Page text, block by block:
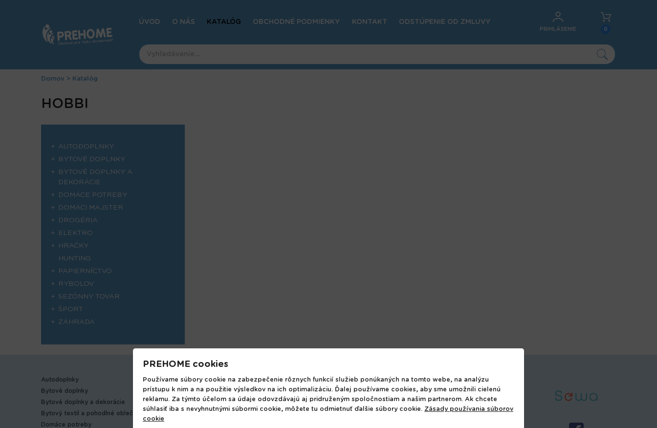
ÚVOD O NÁS KATALÓG OBCHODNÉ PODMIENKY KONTAKT ODSTÚPENIE OD ZMLUVY
0
PRIHLÁSENIE
sa
tu
Domov > Katalóg
to
HOBBI
AUTODOPLNKY
BYTOVÉ DOPLNKY
BYTOVÉ DOPLNKY A
DEKORÁCIE
DOMÁCE POTREBY
DOMÁCI MAJSTER
DROGÉRIA
ELEKTRO
HRAČKY
HUNTING
PAPIERNÍCTVO
RYBOLOV
SEZÓNNY TOVAR
ŠPORT
ZÁHRADA
Autodoplnky
Bytové doplnky
Bytové doplnky a dekorácie
Bytový textil a pohodlné oblečenie
Domáce potreby
Hobbi
Hračky
Hunting
Papiernictvo
Dodanie tovaru
Obchodné podmienky
Ochrana osobných údajov
+421 907 745 034
od: 08:00 do 17:00
PREHOME cookies
Používame súbory cookie na zabezpečenie rôznych funkcií služieb ponúkaných na tomto webe, na analýzu
prístupu k nim a na použitie výsledkov na ich optimalizáciu. Ďalej používame cookies, aby sme umožnili cielenú
reklamu. Za týmto účelom sa údaje odovzdávajú aj pridruženým spoločnostiam a našim partnerom. Ak chcete
súhlasiť iba s nevyhnutnými súbormi cookie, môžete tu odmietnuť ďalšie súbory cookie. Zásady používania súborov
cookie